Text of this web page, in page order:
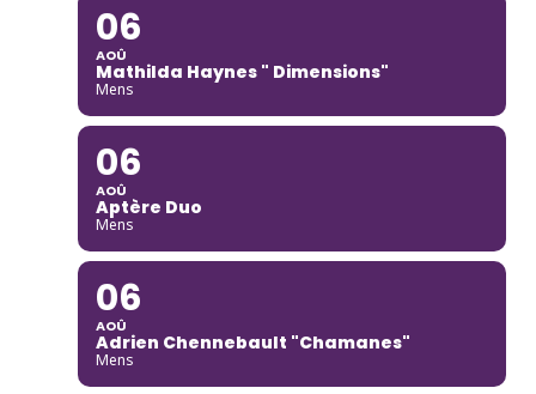
06
AOÛ
Mathilda Haynes " Dimensions"
Mens
06
AOÛ
Aptère Duo
Mens
06
AOÛ
Adrien Chennebault "Chamanes"
Mens